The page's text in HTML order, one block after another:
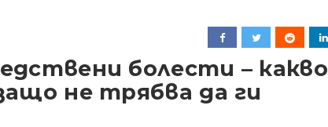
болести – какво
не трябва да ги